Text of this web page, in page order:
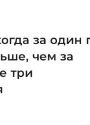
за один
чем за
три